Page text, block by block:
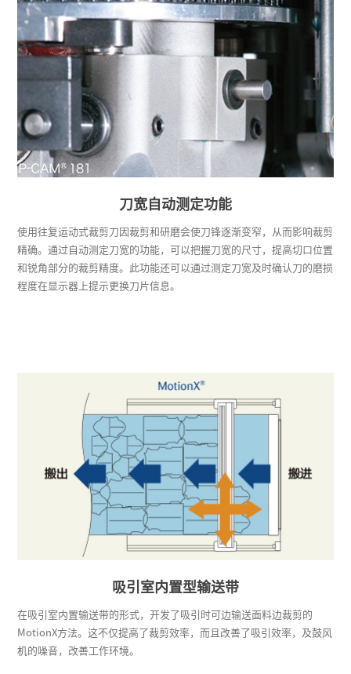
刀宽自动测定功能
使用往复运动式裁剪刀因裁剪和研磨会使刀锋逐渐变窄，从而影响裁剪
精确。通过自动测定刀宽的功能，可以把握刀宽的尺寸，提高切口位置
和锐角部分的裁剪精度。此功能还可以通过测定刀宽及时确认刀的磨损
程度在显示器上提示更换刀片信息。
吸引室内置型输送带
在吸引室内置输送带的形式，开发了吸引时可边输送面料边裁剪的
MotionX方法。这不仅提高了裁剪效率，而且改善了吸引效率，及鼓风
机的噪音，改善工作环境。